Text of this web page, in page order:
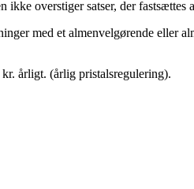
overstiger satser, der fastsættes
med et almenvelgørende eller
årligt. (årlig pristalsregulering).